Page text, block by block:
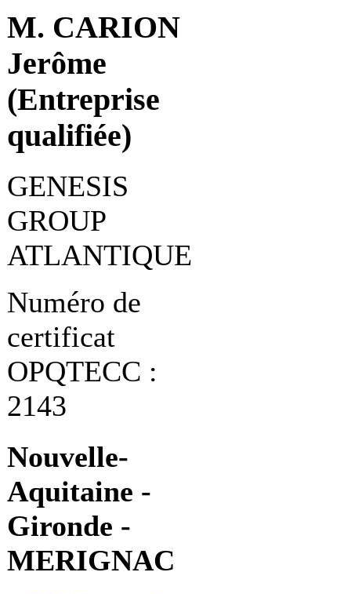
M. CARION
Jerôme
(Entreprise
qualifiée)
GENESIS
GROUP
ATLANTIQUE
Numéro de
certificat
OPQTECC :
2143
Nouvelle-
Aquitaine -
Gironde -
MERIGNAC